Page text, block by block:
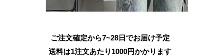
ご注文確定から7~28日でお届け予定
送料は1注文あたり 1000円かかります